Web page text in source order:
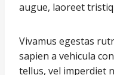
augue, laoreet
Vivamus egestas
sapien a vehicula
tellus, vel imperdiet